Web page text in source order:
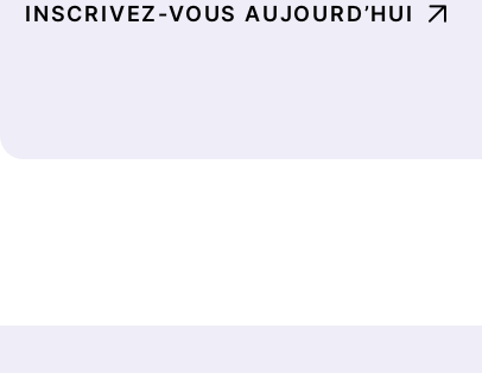
INSCRIVEZ-VOUS AUJOURD’HUI